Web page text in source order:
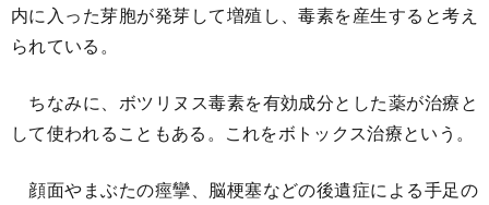
内に入った芽胞が発芽して増殖し、毒素を産生すると考え
られている。
ちなみに、ボツリヌス毒素を有効成分とした薬が治療と
して使われることもある。これをボトックス治療という。
顔面やまぶたの痙攣、脳梗塞などの後遺症による手足の